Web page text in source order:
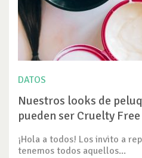
DATOS
Nuestros looks de
pueden ser Cruelty Free
¡Hola a todos! Los invito a
tenemos todos aquellos...